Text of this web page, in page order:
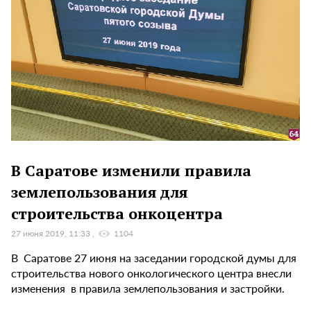
В Саратове изменили правила
землепользования для
строительства онкоцентра
27 июня 2019, 11:33 1104
В Саратове 27 июня на заседании городской думы для
строительства нового онкологического центра внесли
изменения в правила землепользования и застройки.